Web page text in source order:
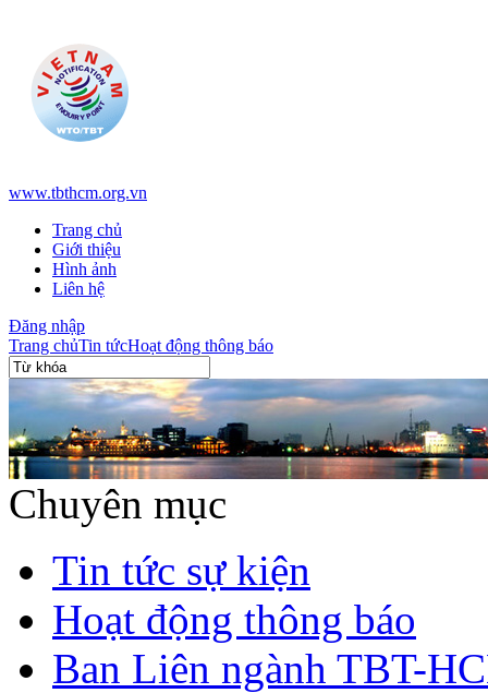
www.tbthcm.org.vn
Trang chủ
Giới thiệu
Hình ảnh
Liên hệ
Đăng nhập
Trang chủTin tứcHoạt động thông báo
Chuyên mục
Tin tức sự kiện
Hoạt động thông báo
Ban Liên ngành TBT-